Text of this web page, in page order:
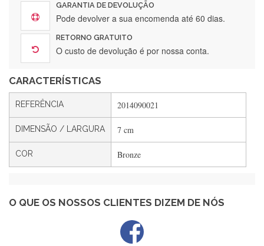
GARANTIA DE DEVOLUÇÃO
Pode devolver a sua encomenda até 60 dias.
RETORNO GRATUITO
O custo de devolução é por nossa conta.
CARACTERÍSTICAS
REFERÊNCIA 2014090021
DIMENSÃO / LARGURA 7 cm
COR Bronze
O QUE OS NOSSOS CLIENTES DIZEM DE NÓS
Silvia André
Gostei ,Serviço bastante rápido. recomendo
Rápido, atendimento 5*. Hoje chegará a segunda encomenda
feita de muitas certamente❤️
estrelas